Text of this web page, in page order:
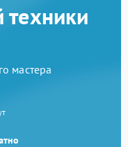
мастера